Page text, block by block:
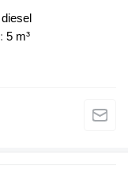
diesel
5 m³